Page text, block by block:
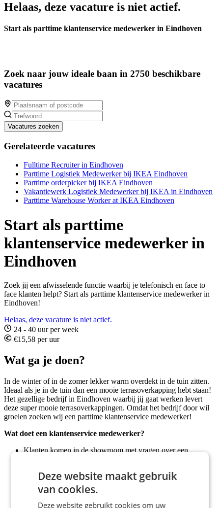
Helaas, deze vacature is niet actief.
Start als parttime klantenservice medewerker in Eindhoven
Zoek naar jouw ideale baan in 2750 beschikbare
vacatures
Vacatures zoeken
Gerelateerde vacatures
Fulltime Recruiter in Eindhoven
Parttime Logistiek Medewerker bij IKEA Eindhoven
Parttime orderpicker bij IKEA Eindhoven
Vakantiewerk Logistiek Medewerker bij IKEA in Eindhoven
Parttime Warehouse Worker at IKEA Eindhoven
Start als parttime
klantenservice medewerker in
Eindhoven
Zoek jij een afwisselende functie waarbij je telefonisch en face to
face klanten helpt? Start als parttime klantenservice medewerker in
Eindhoven!
Helaas, deze vacature is niet actief.
24 - 40 uur per week
€15,58 per uur
Wat ga je doen?
In de winter of in de zomer lekker warm overdekt in de tuin zitten.
Ideaal als je in de tuin dan een mooie terrasoverkapping hebt staan!
Het gezellige bedrijf in Eindhoven waarbij jij gaat werken levert
deze super mooie terrasoverkappingen. Omdat het bedrijf door wil
groeien zoeken wij een parttime klantenservice medewerker!
Wat doet een klantenservice medewerker?
Klanten komen in de showroom met vragen over een
kosten;
Jij zorgt er bijvoorbeeld voor dat het bestelproces van begin
tot eind goed verloopt;
Je helpt klanten telefonisch, per mail en via de chat met
Deze website maakt gebruik
van cookies.
Deze website gebruikt cookies om uw